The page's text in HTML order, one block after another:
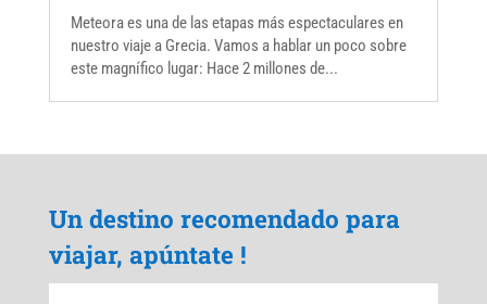
Meteora es una de las etapas más espectaculares en
nuestro viaje a Grecia. Vamos a hablar un poco sobre
este magnífico lugar: Hace 2 millones de...
Un destino recomendado para
viajar, apúntate !